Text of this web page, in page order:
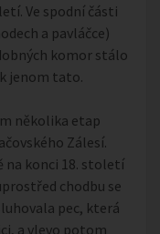
Ve spodní části
a pavláčce)
komor stálo
jenom tato.
několika etap
Zálesí.
na konci 18. století
chodbu se
pec, která
a vlevo potom